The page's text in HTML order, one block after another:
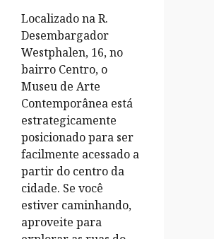
Localizado na R.
Desembargador
Westphalen, 16, no
bairro Centro, o
Museu de Arte
Contemporânea está
estrategicamente
posicionado para ser
facilmente acessado a
partir do centro da
cidade. Se você
estiver caminhando,
aproveite para